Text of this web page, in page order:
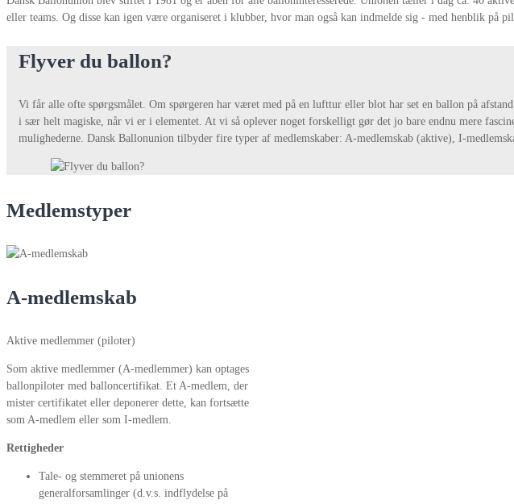
eller teams. Og disse kan igen være organiseret i klubber, hvor man også kan indmelde sig - med henblik på
Flyver du ballon?
Vi får alle ofte spørgsmålet. Om spørgeren har været med på en lufttur eller blot har set en ballon på
i sær helt magiske, når vi er i elementet. At vi så oplever noget forskelligt gør det jo bare endnu mere
mulighederne. Dansk Ballonunion tilbyder fire typer af medlemskaber: A-medlemskab (aktive), I-
Medlemstyper
A-medlemskab
Aktive medlemmer (piloter)
Som aktive medlemmer (A-medlemmer) kan optages
ballonpiloter med balloncertifikat. Et A-medlem, der
mister certifikatet eller deponerer dette, kan fortsætte
som A-medlem eller som I-medlem.
Rettigheder
Tale- og stemmeret på unionens
generalforsamlinger (d.v.s. indflydelse på